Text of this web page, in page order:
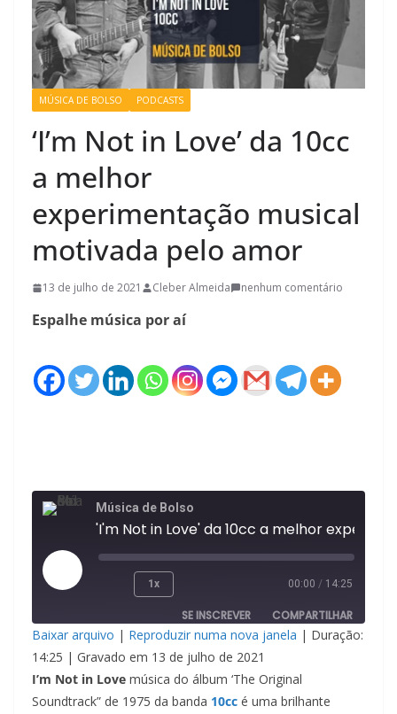
MÚSICA DE BOLSO PODCASTS
‘I’m Not in Love’ da 10cc
a melhor
experimentação musical
motivada pelo amor
13 de julho de 2021 Cleber Almeida nenhum comentário
Espalhe música por aí
Música de Bolso
Reproduzir
1x 00:00 / 14:25
SE INSCREVER COMPARTILHAR
FEED RSS
COMPAR
TILHAR
LINK
Baixar arquivo | Reproduzir numa nova janela | Duração:
14:25 | Gravado em 13 de julho de 2021
I’m Not in Love música do álbum ‘The Original
Soundtrack” de 1975 da banda 10cc é uma brilhante